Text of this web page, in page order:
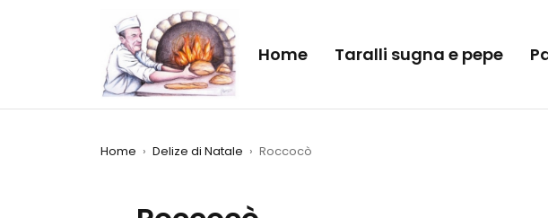
Home Taralli sugna e pepe
Home › Delize di Natale › Roccocò